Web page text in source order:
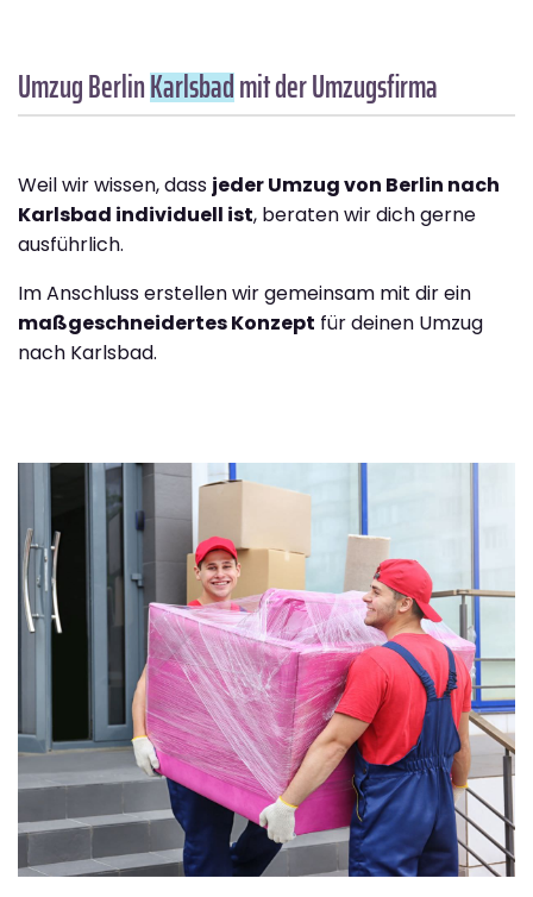
Umzug BerlinKarlsbadmit der Umzugsfirma
Weil wir wissen, dass jeder Umzug von Berlin nach
Karlsbad individuell ist, beraten wir dich gerne
ausführlich.
Im Anschluss erstellen wir gemeinsam mit dir ein
maßgeschneidertes Konzept für deinen Umzug
nach Karlsbad.